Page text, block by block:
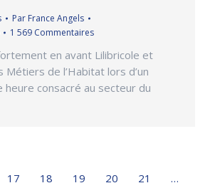
Par France Angels
1 569 Commentaires
en avant Lilibricole et
Métiers de l’Habitat lors d’un
heure consacré au secteur du
17 18 19 20 21
…